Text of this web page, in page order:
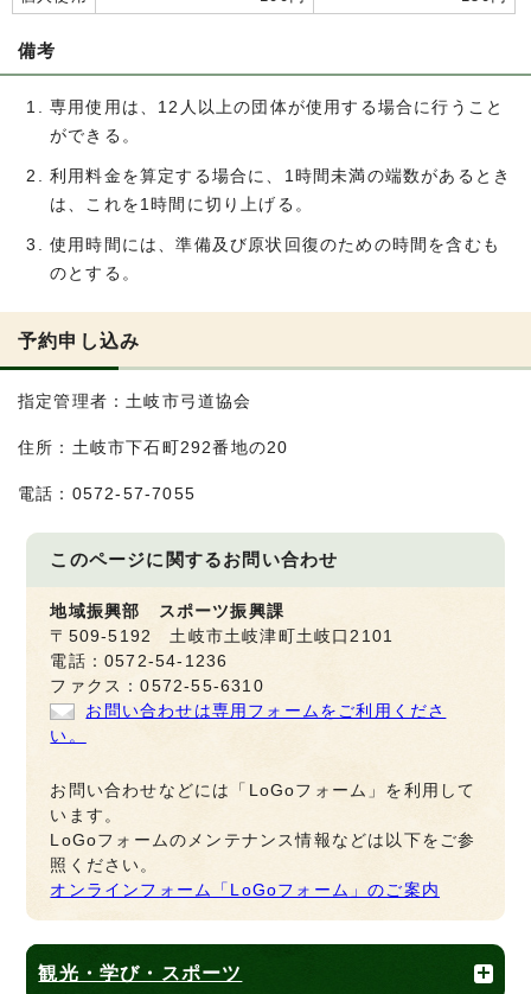
備考
専用使用は、12人以上の団体が使用する場合に行うこと
ができる。
利用料金を算定する場合に、1時間未満の端数があるとき
は、これを1時間に切り上げる。
使用時間には、準備及び原状回復のための時間を含むも
のとする。
予約申し込み
指定管理者：土岐市弓道協会
住所：土岐市下石町292番地の20
電話：0572-57-7055
このページに関するお問い合わせ
地域振興部 スポーツ振興課
〒509-5192 土岐市土岐津町土岐口2101
電話：0572-54-1236
ファクス：0572-55-6310
お問い合わせは専用フォームをご利用くださ
い。
お問い合わせなどには「LoGoフォーム」を利用して
います。
LoGoフォームのメンテナンス情報などは以下をご参
照ください。
オンラインフォーム「LoGoフォーム」のご案内
観光・学び・スポーツ